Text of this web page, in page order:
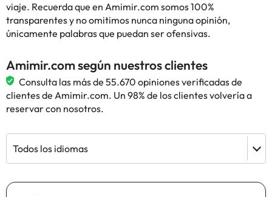
viaje. Recuerda que en Amimir.com somos 100%
transparentes y no omitimos nunca ninguna opinión,
únicamente palabras que puedan ser ofensivas.
Amimir.com según nuestros clientes
Consulta las más de 55.670 opiniones verificadas de
clientes de Amimir.com. Un 98% de los clientes volvería a
reservar con nosotros.